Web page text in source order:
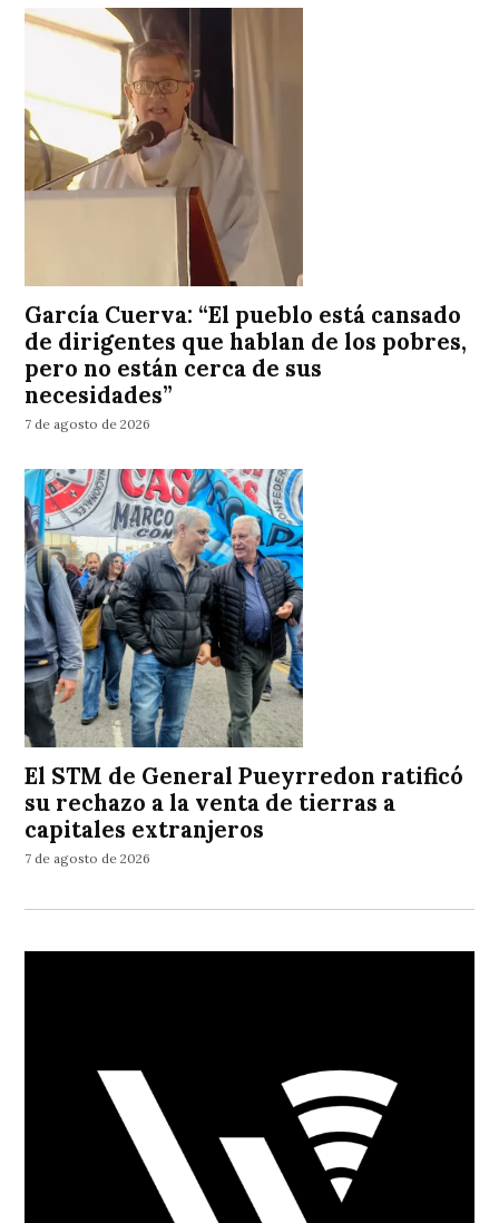
García Cuerva: “El pueblo está cansado
de dirigentes que hablan de los pobres,
pero no están cerca de sus
necesidades”
7 de agosto de 2026
El STM de General Pueyrredon ratificó
su rechazo a la venta de tierras a
capitales extranjeros
7 de agosto de 2026